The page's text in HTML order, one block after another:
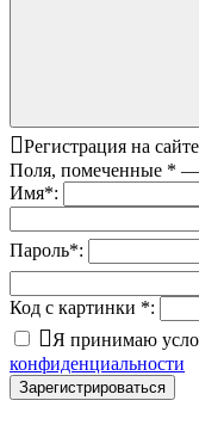
Регистрация на сайте
Поля, помеченные * —
Имя*:
Пароль*:
Код с картинки *:
Я принимаю
конфиденциальности